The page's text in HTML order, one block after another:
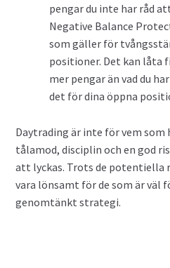
pengar du inte har råd
Negative Balance
som gäller för
positioner. Det kan låta
mer pengar än vad du
det för dina öppna
Daytrading är inte för vem som
tålamod, disciplin och en god
att lyckas. Trots de potentiella
vara lönsamt för de som är väl
genomtänkt strategi.